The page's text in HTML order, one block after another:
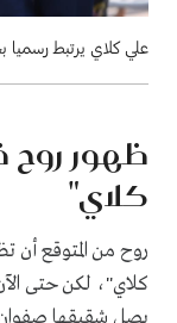
علي كلاي يرتبط رسميا
ظهور
كلاي"
روح من المتوقع أن
كلاي"، لكن حتى
يصل شقيقها صفوان